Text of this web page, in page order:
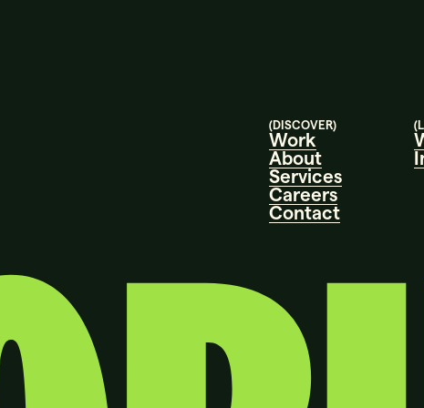
(DISCOVER)
Work
About
Services
Careers
Contact